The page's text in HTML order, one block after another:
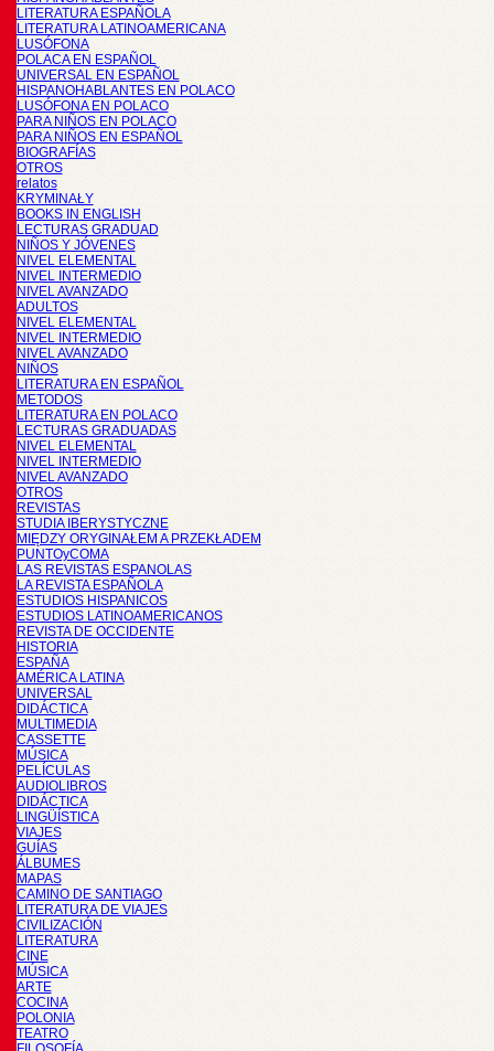
LITERATURA ESPAÑOLA
LITERATURA LATINOAMERICANA
LUSÓFONA
POLACA EN ESPAÑOL
UNIVERSAL EN ESPAÑOL
HISPANOHABLANTES EN POLACO
LUSÓFONA EN POLACO
PARA NIÑOS EN POLACO
PARA NIÑOS EN ESPAÑOL
BIOGRAFÍAS
OTROS
relatos
KRYMINAŁY
BOOKS IN ENGLISH
LECTURAS GRADUAD
NIÑOS Y JÓVENES
NIVEL ELEMENTAL
NIVEL INTERMEDIO
NIVEL AVANZADO
ADULTOS
NIVEL ELEMENTAL
NIVEL INTERMEDIO
NIVEL AVANZADO
NIÑOS
LITERATURA EN ESPAÑOL
METODOS
LITERATURA EN POLACO
LECTURAS GRADUADAS
NIVEL ELEMENTAL
NIVEL INTERMEDIO
NIVEL AVANZADO
OTROS
REVISTAS
STUDIA IBERYSTYCZNE
MIĘDZY ORYGINAŁEM A PRZEKŁADEM
PUNTOyCOMA
LAS REVISTAS ESPANOLAS
LA REVISTA ESPAÑOLA
ESTUDIOS HISPANICOS
ESTUDIOS LATINOAMERICANOS
REVISTA DE OCCIDENTE
HISTORIA
ESPAÑA
AMÉRICA LATINA
UNIVERSAL
DIDÁCTICA
MULTIMEDIA
CASSETTE
MÚSICA
PELÍCULAS
AUDIOLIBROS
DIDÁCTICA
LINGÜÍSTICA
VIAJES
GUÍAS
ÁLBUMES
MAPAS
CAMINO DE SANTIAGO
LITERATURA DE VIAJES
CIVILIZACIÓN
LITERATURA
CINE
MÚSICA
ARTE
COCINA
POLONIA
TEATRO